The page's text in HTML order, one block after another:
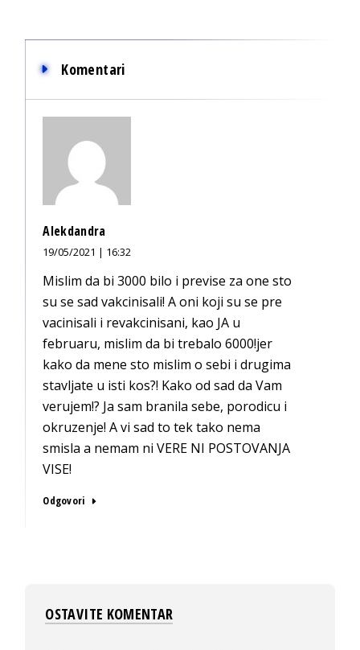
Komentari
Alekdandra
19/05/2021 | 16:32
Mislim da bi 3000 bilo i previse za one sto
su se sad vakcinisali! A oni koji su se pre
vacinisali i revakcinisani, kao JA u
februaru, mislim da bi trebalo 6000!jer
kako da mene sto mislim o sebi i drugima
stavljate u isti kos?! Kako od sad da Vam
verujem!? Ja sam branila sebe, porodicu i
okruzenje! A vi sad to tek tako nema
smisla a nemam ni VERE NI POSTOVANJA
VISE!
Odgovori
OSTAVITE KOMENTAR